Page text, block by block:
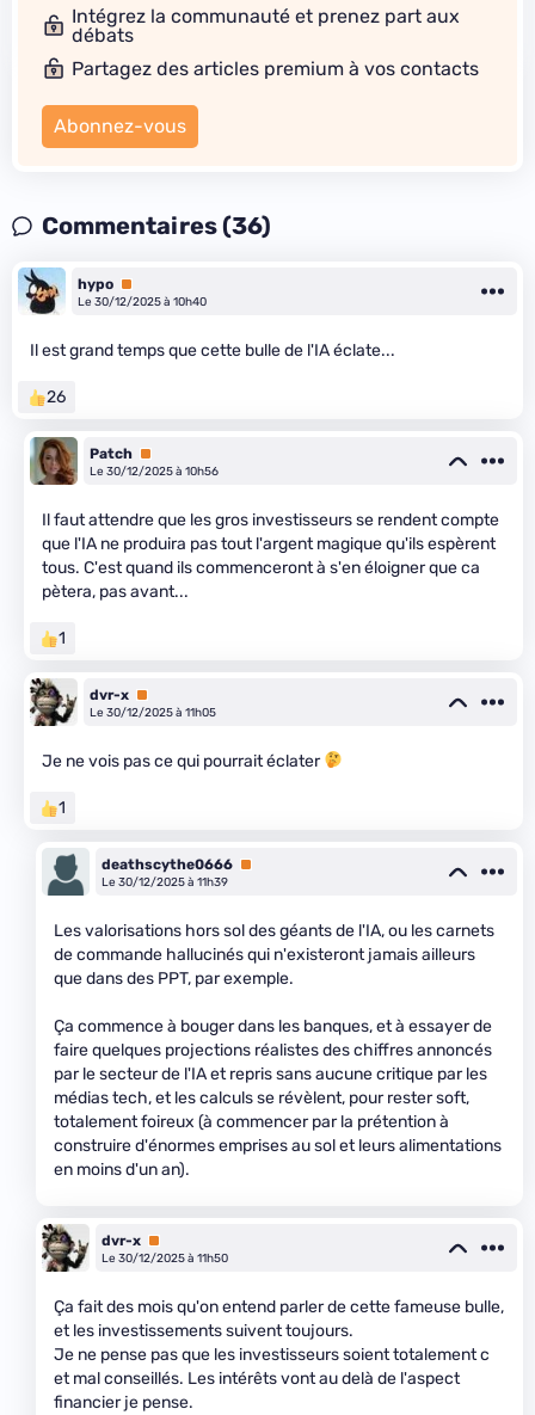
Intégrez la communauté et prenez part aux
débats
Partagez des articles premium à vos contacts
Abonnez-vous
Commentaires (36)
hypo Premium
Le 30/12/2025 à 10h40
Il est grand temps que cette bulle de l'IA éclate...
26
Patch Premium
Le 30/12/2025 à 10h56
Il faut attendre que les gros investisseurs se rendent compte
que l'IA ne produira pas tout l'argent magique qu'ils espèrent
tous. C'est quand ils commenceront à s'en éloigner que ca
pètera, pas avant...
1
dvr-x Premium
Le 30/12/2025 à 11h05
Je ne vois pas ce qui pourrait éclater
1
deathscythe0666 Premium
Le 30/12/2025 à 11h39
Les valorisations hors sol des géants de l'IA, ou les carnets
de commande hallucinés qui n'existeront jamais ailleurs
que dans des PPT, par exemple.
Ça commence à bouger dans les banques, et à essayer de
faire quelques projections réalistes des chiffres annoncés
par le secteur de l'IA et repris sans aucune critique par les
médias tech, et les calculs se révèlent, pour rester soft,
totalement foireux (à commencer par la prétention à
construire d'énormes emprises au sol et leurs alimentations
en moins d'un an).
dvr-x Premium
Le 30/12/2025 à 11h50
Ça fait des mois qu'on entend parler de cette fameuse bulle,
et les investissements suivent toujours.
Je ne pense pas que les investisseurs soient totalement c
et mal conseillés. Les intérêts vont au delà de l'aspect
financier je pense.